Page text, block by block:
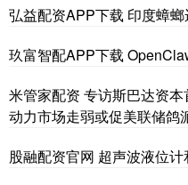
弘益配资APP下载 印度蟑
玖富智配APP下载
米管家配资 专访斯巴达资
动力市场走弱或促美联储鸽
股融配资官网 超声波液位